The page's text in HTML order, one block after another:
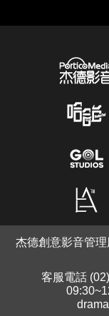
杰德創意影音管
客服電話